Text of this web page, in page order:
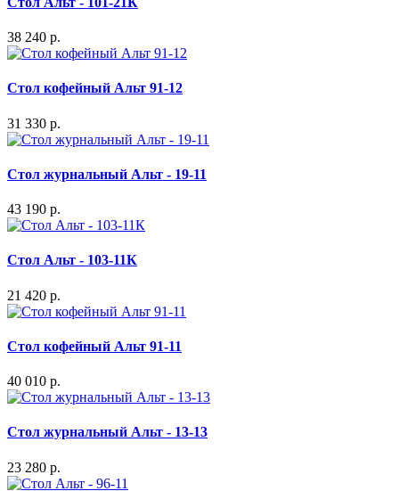
38 240 р.
Стол кофейный Альт 91-12
31 330 р.
Стол журнальный Альт - 19-11
43 190 р.
Стол Альт - 103-11К
21 420 р.
Стол кофейный Альт 91-11
40 010 р.
Стол журнальный Альт - 13-13
23 280 р.